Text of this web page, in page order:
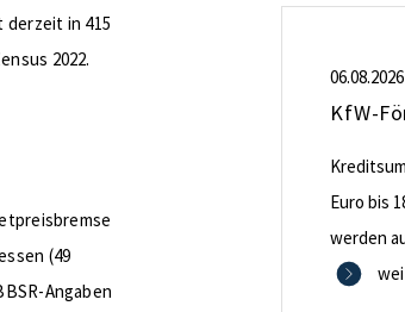
in 415
2022.
(49
Angaben
06.08.2026
Euro bis
werden
0,53